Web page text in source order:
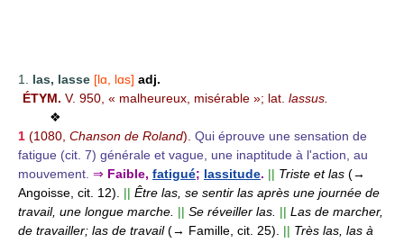
1. las, lasse [lɑ, lɑs] adj.
ÉTYM. V. 950, « malheureux, misérable »; lat. lassus.
❖
1 (1080, Chanson de Roland). Qui éprouve une sensation de
fatigue (cit. 7) générale et vague, une inaptitude à l'action, au
mouvement. ⇒ Faible, fatigué; lassitude. || Triste et las (→
Angoisse, cit. 12).
|| Être las, se sentir las après une journée de
travail, une longue marche. || Se réveiller las. || Las de marcher,
de travailler; las de travail(→ Famille, cit. 25). || Très las, las à